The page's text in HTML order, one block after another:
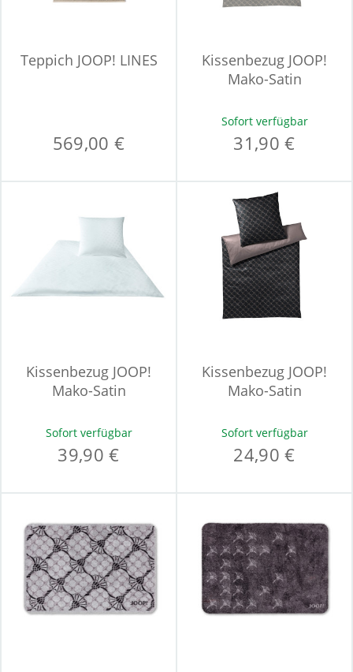
Teppich JOOP! LINES
569,00 €
Kissenbezug JOOP!
Mako-Satin
Sofort verfügbar
31,90 €
Kissenbezug JOOP!
Mako-Satin
Sofort verfügbar
39,90 €
Kissenbezug JOOP!
Mako-Satin
Sofort verfügbar
24,90 €